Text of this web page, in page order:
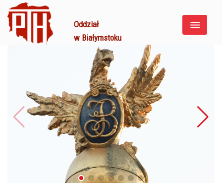
Oddział
w Białymstoku